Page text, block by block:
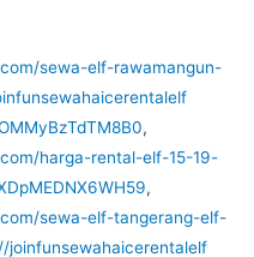
sewa-elf-rawamangun-
,
harga-rental-elf-15-19-
,
sewa-elf-tangerang-elf-
joinfunsewahaicerentalelf